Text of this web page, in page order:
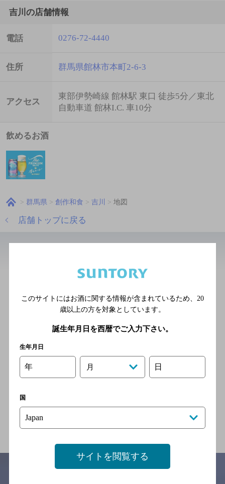
吉川の店舗情報
電話 0276-72-4440
住所 群馬県館林市本町2-6-3
アクセス
東部伊勢崎線 館林駅 東口 徒歩5分／東北
自動車道 館林I.C. 車10分
飲めるお酒
群馬県 創作和食 吉川 地図
店舗トップに戻る
[寿司]
東武伊勢崎線 館林駅 東口 徒
歩4分
串処 ＢＯ－ＺＵ
このサイトにはお酒に関する情報が含まれているため、 20
歳以上の方を対象としています。
誕生年月日を西暦でご入力下さい。
生年月日
年 月 日
国
サイトを閲覧する